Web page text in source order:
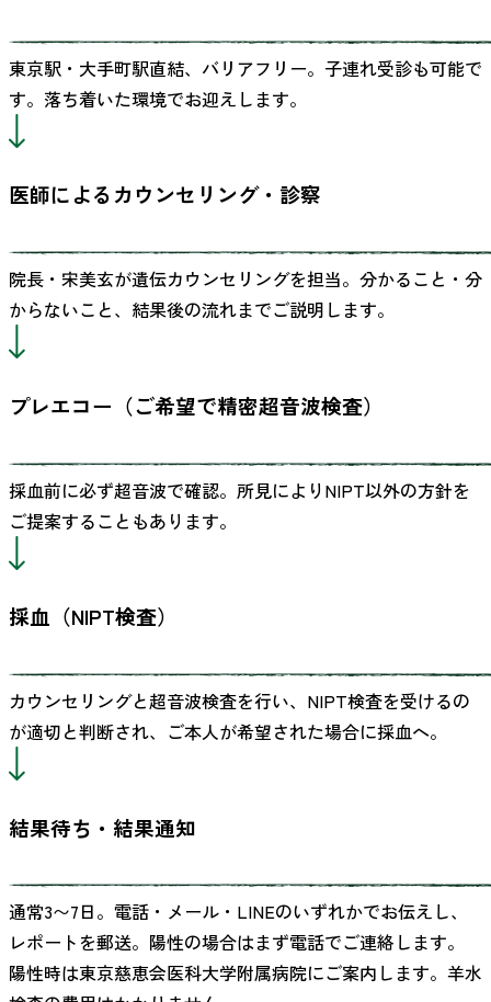
東京駅・大手町駅直結、バリアフリー。子連れ受診も可能で
す。落ち着いた環境でお迎えします。
医師によるカウンセリング・診察
院長・宋美玄が遺伝カウンセリングを担当。分かること・分
からないこと、結果後の流れまでご説明します。
プレエコー（ご希望で精密超音波検査）
採血前に必ず超音波で確認。所見によりNIPT以外の方針を
ご提案することもあります。
採血（NIPT検査）
カウンセリングと超音波検査を行い、NIPT検査を受けるの
が適切と判断され、ご本人が希望された場合に採血へ。
結果待ち・結果通知
通常3〜7日。電話・メール・LINEのいずれかでお伝えし、
レポートを郵送。陽性の場合はまず電話でご連絡します。
陽性時は東京慈恵会医科大学附属病院にご案内します。羊水